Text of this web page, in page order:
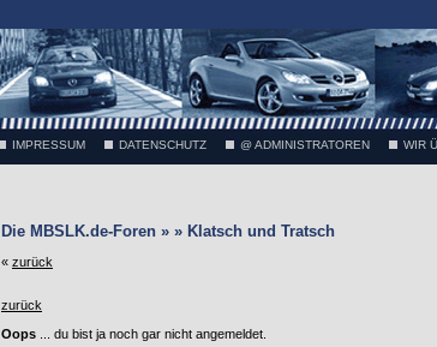
IMPRESSUM DATENSCHUTZ @ ADMINISTRATOREN WIR
Die MBSLK.de-Foren » » Klatsch und Tratsch
« zurück
zurück
Oops ... du bist ja noch gar nicht angemeldet.